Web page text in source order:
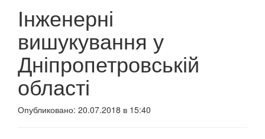
Інженерні
вишукування у
Дніпропетровській
області
Опубликовано: 20.07.2018 в 15:40